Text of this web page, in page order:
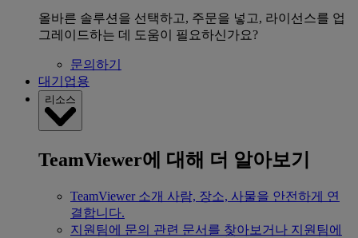
올바른 솔루션을 선택하고, 주문을 넣고, 라이선스를 업
그레이드하는 데 도움이 필요하신가요?
문의하기
대기업용
리소스
TeamViewer에 대해 더 알아보기
TeamViewer 소개 사람, 장소, 사물을 안전하게 연
결합니다.
지원팀에 문의 관련 문서를 찾아보거나 지원팀에